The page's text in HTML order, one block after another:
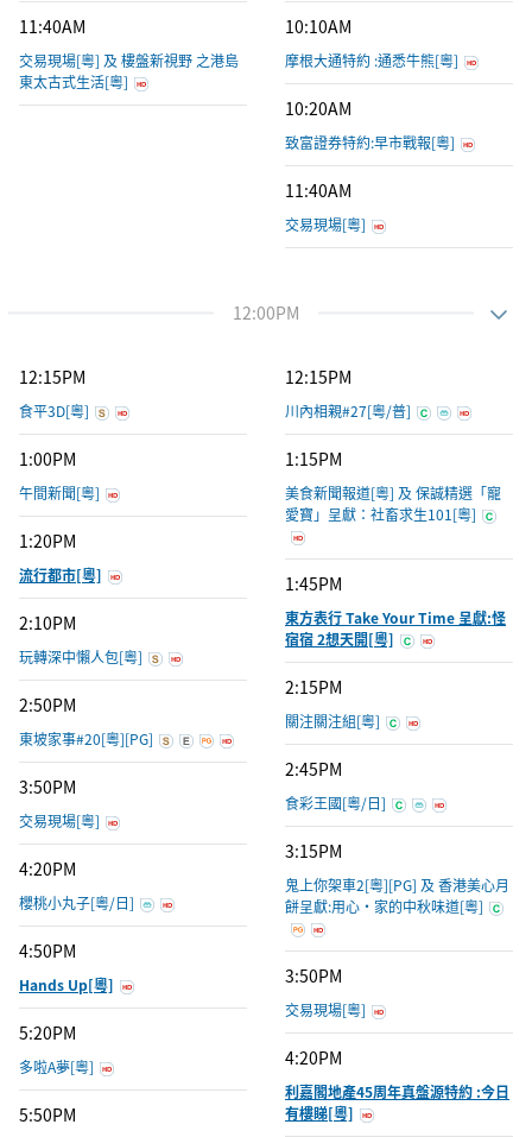
11:40AM
交易現場[粵] 及 樓盤新視野 之港島
東太古式生活[粵]
10:10AM
摩根大通特約 :通悉牛熊[粵]
10:20AM
致富證券特約:早市戰報[粵]
11:40AM
交易現場[粵]
12:00PM
12:15PM
食平3D[粵]
1:00PM
午間新聞[粵]
1:20PM
流行都市[粵]
2:10PM
玩轉深中懶人包[粵]
2:50PM
東坡家事#20[粵][PG]
3:50PM
交易現場[粵]
4:20PM
櫻桃小丸子[粵/日]
4:50PM
Hands Up[粵]
5:20PM
多啦A夢[粵]
5:50PM
12:15PM
川內相親#27[粵/普]
1:15PM
美食新聞報道[粵] 及 保誠精選「寵
愛寶」呈獻：社畜求生101[粵]
1:45PM
東方表行 Take Your Time 呈獻:怪
宿宿 2想天開[粵]
2:15PM
關注關注組[粵]
2:45PM
食彩王國[粵/日]
3:15PM
鬼上你架車2[粵][PG] 及 香港美心月
餅呈獻:用心‧家的中秋味道[粵]
3:50PM
交易現場[粵]
4:20PM
利嘉閣地產45周年真盤源特約 :今日
有樓睇[粵]